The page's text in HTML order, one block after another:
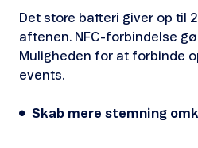
Det store batteri giver op til
aftenen. NFC-forbindelse
Muligheden for at forbinde
events.
Skab mere stemning